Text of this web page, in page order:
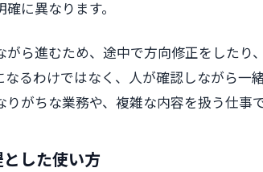
に異なります。
がら進むため、途中で方向修正をしたり
なるわけではなく、人が確認しながら一
がちな業務や、複雑な内容を扱う仕事
した使い方